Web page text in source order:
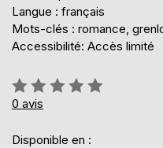
Langue : français
Mots-clés : romance,
Accessibilité: Accès limité
Évaluation:
0%
0 avis
Disponible en :